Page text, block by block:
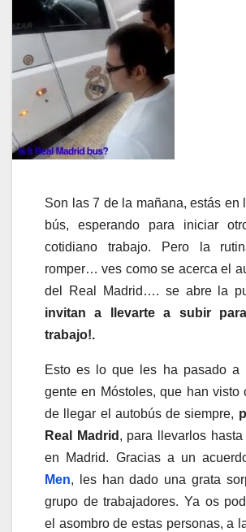
Son las 7 de la mañana, estás en
bús, esperando para iniciar
cotidiano trabajo. Pero la
romper… ves como se acerca el
del Real Madrid…. se abre la
invitan a llevarte a subir
trabajo!.
Esto es lo que les ha pasado a
gente en Móstoles, que han visto
de llegar el autobús de siempre,
Real Madrid , para llevarlos
en Madrid. Gracias a un
Men, les han dado una grata
grupo de trabajadores. Ya os
el asombro de estas personas, a